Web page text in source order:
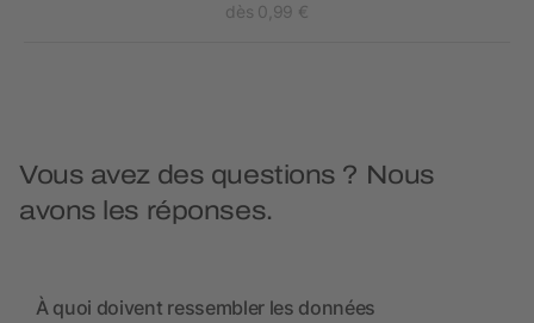
dès 0,99 €
Vous avez des questions ? Nous
avons les réponses.
À quoi doivent ressembler les données